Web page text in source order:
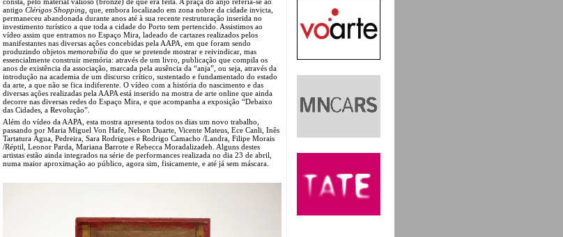
antigo Clérigos Shopping , que, embora localizado em zona nobre da cidade invicta,
permaneceu abandonada durante anos até à sua recente restruturação inserida no
investimento turístico a que toda a cidade do Porto tem pertencido. Assistimos ao
vídeo assim que entramos no Espaço Mira, ladeado de cartazes realizados pelos
manifestantes nas diversas ações concebidas pela AAPA, em que foram sendo
produzindo objetos memorabilia do que se pretende mostrar e reivindicar, mas
essencialmente construir memória: através de um livro, publicação que compila os
anos de existência da associação, marcada pela ausência da “anja”, ou seja, através da
introdução na academia de um discurso crítico, sustentado e fundamentado do estado
da arte, a que não se fica indiferente. O vídeo com a história do nascimento e das
diversas ações realizadas pela AAPA está inserido na mostra de arte online que ainda
decorre nas diversas redes do Espaço Mira, e que acompanha a exposição “Debaixo
das Cidades, a Revolução”.
Além do vídeo da AAPA, esta mostra apresenta todos os dias um novo trabalho,
passando por Maria Miguel Von Hafe, Nelson Duarte, Vicente Mateus, Ece Canli, Inês
Tartatura Água, Pedreira, Sara Rodrigues e Rodrigo Camacho /Landra, Filipe Morais
/Réptil, Leonor Parda, Mariana Barrote e Rebecca Moradalizadeh. Alguns destes
artistas estão ainda integrados na série de performances realizada no dia 23 de abril,
numa maior aproximação ao público, agora sim, fisicamente, e até já sem máscara.